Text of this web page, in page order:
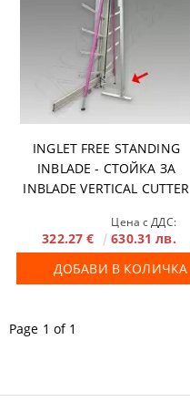
INGLET FREE STANDING
INBLADE - СТОЙКА ЗА
INBLADE VERTICAL CUTTER
Цена с ДДС:
322.27 €
630.31 лв.
ДОБАВИ В КОЛИЧКА
Page 1 of 1